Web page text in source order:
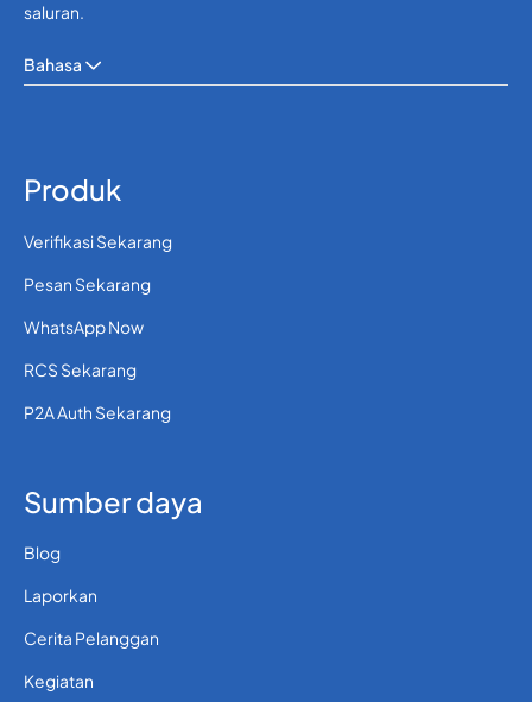
saluran.
Bahasa
Produk
Verifikasi Sekarang
Pesan Sekarang
WhatsApp Now
RCS Sekarang
P2A Auth Sekarang
Sumber daya
Blog
Laporkan
Cerita Pelanggan
Kegiatan